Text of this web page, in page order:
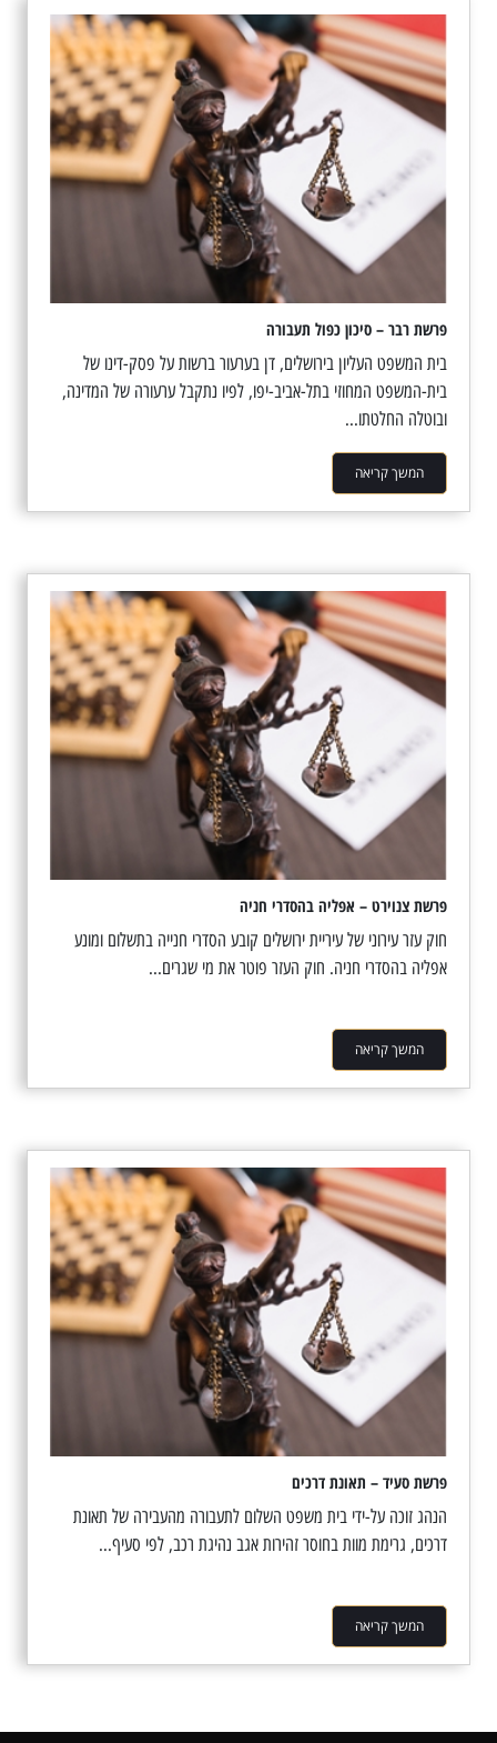
פרשת רבר – סיכון כפול תעבורה
בית המשפט העליון בירושלים, דן בערעור ברשות על פסק-דינו של
בית-המשפט המחוזי בתל-אביב-יפו, לפיו נתקבל ערעורה של המדינה,
ובוטלה החלטתו...
המשך קריאה
פרשת צנוירט – אפליה בהסדרי חניה
חוק עזר עירוני של עיריית ירושלים קובע הסדרי חנייה בתשלום ומונע
אפליה בהסדרי חניה. חוק העזר פוטר את מי שגרים...
המשך קריאה
פרשת סעיד – תאונת דרכים
הנהג זוכה על-ידי בית משפט השלום לתעבורה מהעבירה של תאונת
דרכים, גרימת מוות בחוסר זהירות אגב נהיגת רכב, לפי סעיף...
המשך קריאה